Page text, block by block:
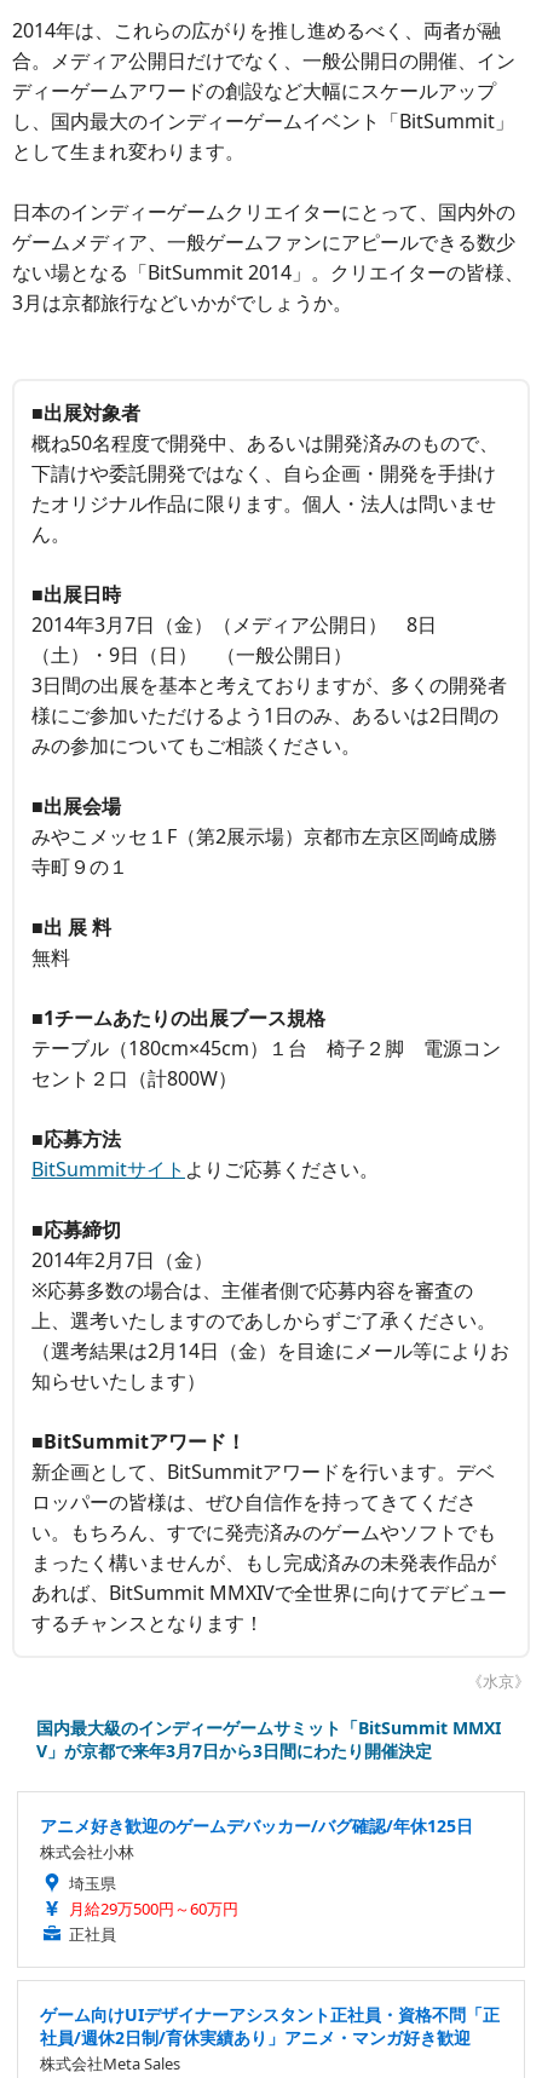
2014年は、これらの広がりを推し進めるべく、両者が融
合。メディア公開日だけでなく、一般公開日の開催、イン
ディーゲームアワードの創設など大幅にスケールアップ
し、国内最大のインディーゲームイベント「BitSummit」
として生まれ変わります。
日本のインディーゲームクリエイターにとって、国内外の
ゲームメディア、一般ゲームファンにアピールできる数少
ない場となる「BitSummit 2014」。クリエイターの皆様、
3月は京都旅行などいかがでしょうか。
■出展対象者
概ね50名程度で開発中、あるいは開発済みのもので、
下請けや委託開発ではなく、自ら企画・開発を手掛け
たオリジナル作品に限ります。個人・法人は問いませ
ん。
■出展日時
2014年3月7日（金）（メディア公開日） 8日
（土）・9日（日） （一般公開日）
3日間の出展を基本と考えておりますが、多くの開発者
様にご参加いただけるよう1日のみ、あるいは2日間の
みの参加についてもご相談ください。
■出展会場
みやこメッセ１F（第2展示場）京都市左京区岡崎成勝
寺町９の１
■出 展 料
無料
■1チームあたりの出展ブース規格
テーブル（180cm×45cm）１台 椅子２脚 電源コン
セント２口（計800W）
■応募方法
BitSummitサイト よりご応募ください。
■応募締切
2014年2月7日（金）
※応募多数の場合は、主催者側で応募内容を審査の
上、選考いたしますのであしからずご了承ください。
（選考結果は2月14日（金）を目途にメール等によりお
知らせいたします）
■BitSummitアワード！
新企画として、BitSummitアワードを行います。デベ
ロッパーの皆様は、ぜひ自信作を持ってきてくださ
い。もちろん、すでに発売済みのゲームやソフトでも
まったく構いませんが、もし完成済みの未発表作品が
あれば、BitSummit MMXIVで全世界に向けてデビュー
するチャンスとなります！
《水京》
国内最大級のインディーゲームサミット「BitSummit MMXI
V」が京都で来年3月7日から3日間にわたり開催決定
アニメ好き歓迎のゲームデバッカー/バグ確認/年休125日
株式会社小林
埼玉県
月給29万500円～60万円
正社員
ゲーム向けUIデザイナーアシスタント正社員・資格不問「正
社員/週休2日制/育休実績あり」アニメ・マンガ好き歓迎
株式会社Meta Sales